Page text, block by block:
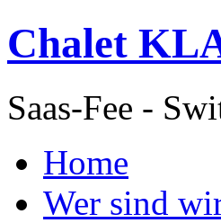
Chalet
Saas-Fee -
Home
Wer sind